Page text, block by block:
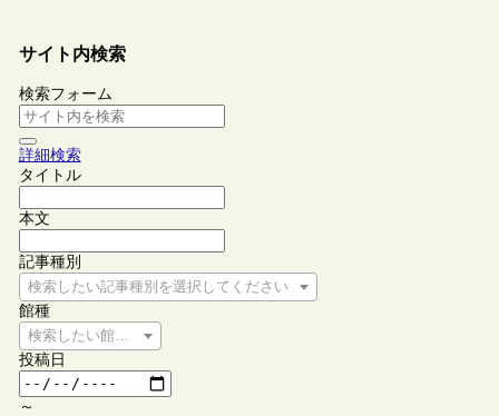
サイト内検索
検索フォーム
詳細検索
タイトル
本文
記事種別
検索したい記事種別を選択してください
館種
検索したい館種を選択してください
投稿日
～